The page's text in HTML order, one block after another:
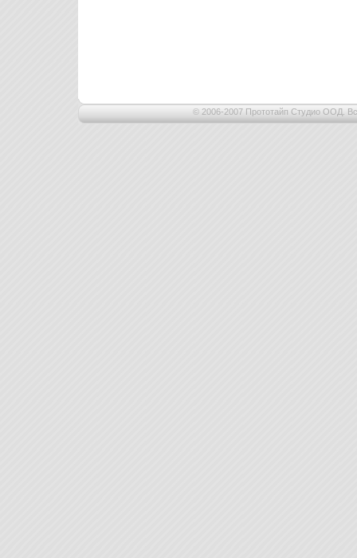
© 2006-2007 Прототайп Студио ООД.